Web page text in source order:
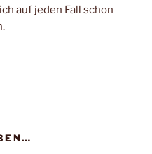
auf jeden Fall schon